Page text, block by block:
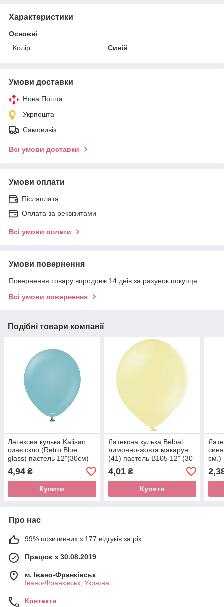
Характеристики
Основні
Колір
Синій
Умови доставки
Нова Пошта
Укрпошта
Самовивіз
Всі умови доставки
Умови оплати
Післяплата
Оплата за реквізитами
Всі умови оплати
Умови повернення
Повернення товару впродовж 14 днів за рахунок покупця
Всі умови повернення
Подібні товари компанії
Латексна кулька Kalisan
синє скло (Retro Blue
glass) пастель 12"(30см)
1шт
4,94 ₴
Купити
Латексна кулька Belbal
лимонно-жовта макарун
(41) пастель В105 12" (30
см) 1 шт
4,01₴
Купити
см.)
Про нас
99% позитивних з 177 відгуків за рік
Працює з 30.08.2019
м. Івано-Франківськ
Івано-Франківськ, Україна
Контакти